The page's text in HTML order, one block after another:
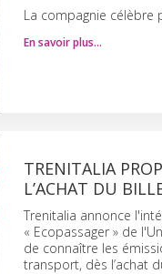
La compagnie célèbre
En savoir plus…
TRENITALIA
L’ACHAT DU
Trenitalia annonce
« Ecopassager » de
de connaître les
transport, dès l’achat